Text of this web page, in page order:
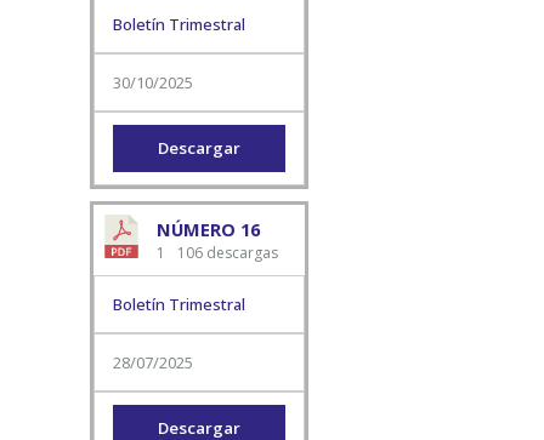
Boletín Trimestral
30/10/2025
Descargar
NÚMERO 16
1 106 descargas
Boletín Trimestral
28/07/2025
Descargar